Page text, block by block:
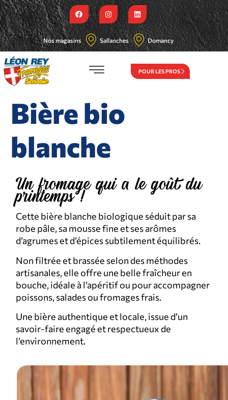
Nos magasins Sallanches Domancy
POUR LES PROS
Bière bio
blanche
Un fromage qui a le goût du
printemps !
Cette bière blanche biologique séduit par sa
robe pâle, sa mousse fine et ses arômes
d’agrumes et d’épices subtilement équilibrés.
Non filtrée et brassée selon des méthodes
artisanales, elle offre une belle fraîcheur en
bouche, idéale à l’apéritif ou pour accompagner
poissons, salades ou fromages frais.
Une bière authentique et locale, issue d’un
savoir-faire engagé et respectueux de
l’environnement.